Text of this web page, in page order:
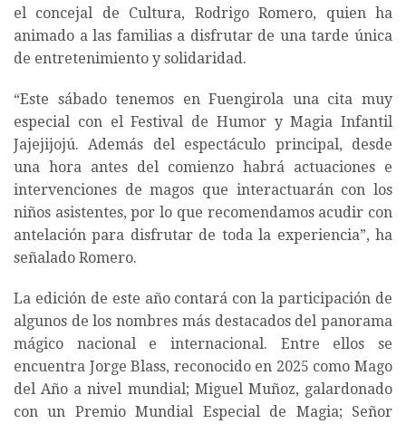
el concejal de Cultura, Rodrigo Romero, quien ha
animado a las familias a disfrutar de una tarde única
de entretenimiento y solidaridad.
“Este sábado tenemos en Fuengirola una cita muy
especial con el Festival de Humor y Magia Infantil
Jajejijojú. Además del espectáculo principal, desde
una hora antes del comienzo habrá actuaciones e
intervenciones de magos que interactuarán con los
niños asistentes, por lo que recomendamos acudir con
antelación para disfrutar de toda la experiencia”, ha
señalado Romero.
La edición de este año contará con la participación de
algunos de los nombres más destacados del panorama
mágico nacional e internacional. Entre ellos se
encuentra Jorge Blass, reconocido en 2025 como Mago
del Año a nivel mundial; Miguel Muñoz, galardonado
con un Premio Mundial Especial de Magia; Señor